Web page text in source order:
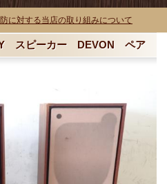
に対する当店の取り組みについて
スピーカー DEVON ペア